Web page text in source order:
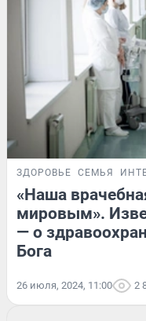
ЗДОРОВЬЕ СЕМЬЯ
«Наша
мировым».
— о
Бога
26 июля, 2024, 11:00 2